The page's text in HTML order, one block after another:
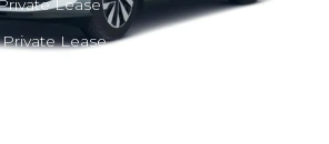
Lease
Private Lease